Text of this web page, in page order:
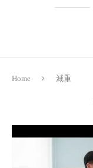
Home 減重